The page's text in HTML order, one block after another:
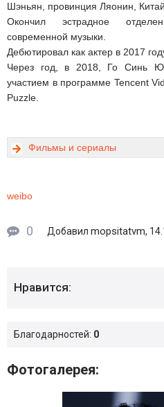
Шэньян, провинция Ляонин,
Окончил эстрадное
современной музыки.
Дебютировал как актер в 2017
Через год, в 2018, Го Синь
участием в программе Tencent
Puzzle.
Фильмы и сериалы
weibo
0 Добавил mopsitatvm,
Нравится:
Благодарностей: 0
Фотогалерея: